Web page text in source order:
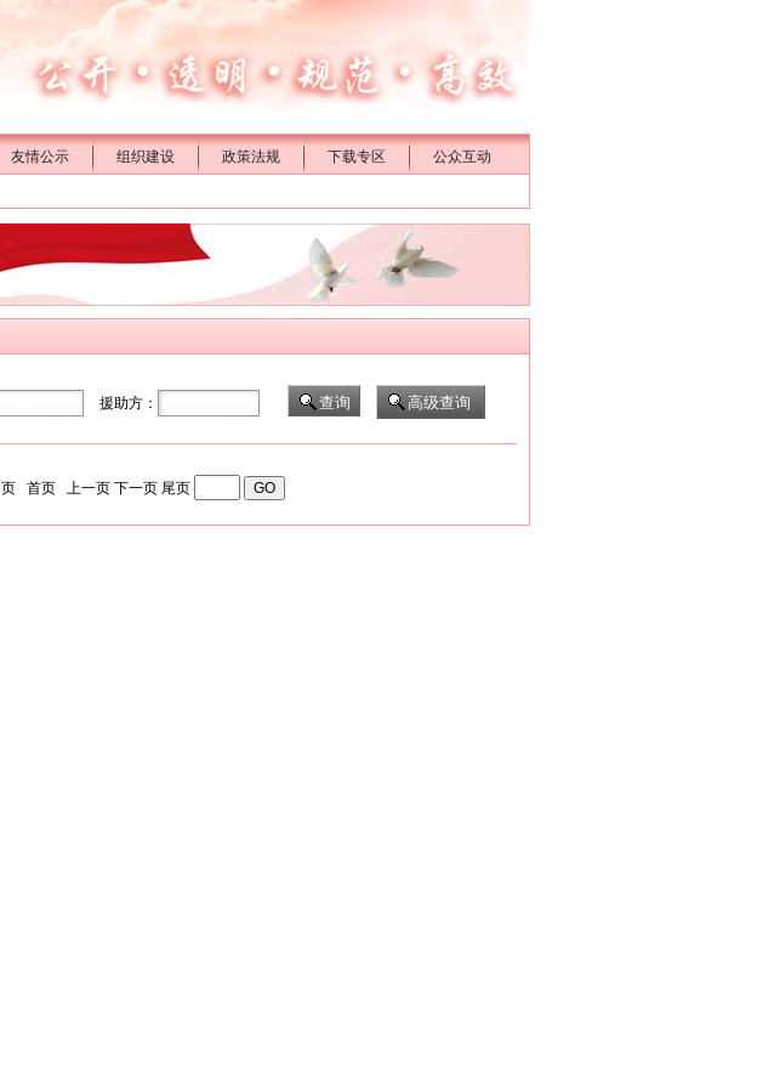
友情公示 组织建设 政策法规 下载专区
公众互动
援助方：
页 首页 上一页 下一页 尾页